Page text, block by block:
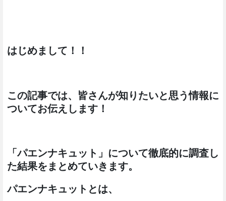
はじめまして！！
この記事では、皆さんが知りたいと思う情報に
ついてお伝えします！
「パエンナキュット」について徹底的に調査し
た結果をまとめていきます。
パエンナキュットとは、